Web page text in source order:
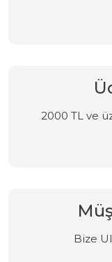
2000 TL ve
Bize